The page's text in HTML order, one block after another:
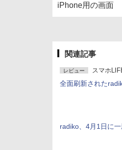
iPhone用の画面
関連記事
レビュー スマホ
全面刷新された
radiko、4月1日に